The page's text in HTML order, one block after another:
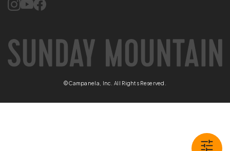
©Campanela, Inc. All Rights Reserved.